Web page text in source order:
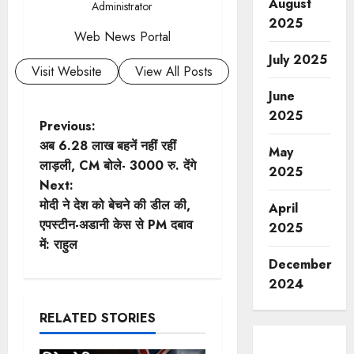
Administrator
Web News Portal
Visit Website
View All Posts
P
o
s
t
v
Previous:
अब 6.28 लाख बहनें नहीं रहीं
लाड़ली, CM बोले- 3000 रु. देंगे
Next:
मोदी ने देश को बेचने की डील की,
एपस्टीन-अडानी केस से PM दबाव
में: राहुल
RELATED STORIES
2025
July 2025
June
2025
May
2025
April
2025
December
2024